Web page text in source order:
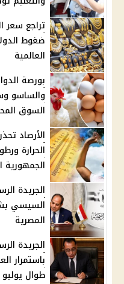
تراجع
ضغوط
العالمية
بورصة
والساسو
السوق
الأرصاد
الحرارة
الجمهورية
الجريدة
السيسي
المصرية
الجريدة
باستمرار
طوال يوليو